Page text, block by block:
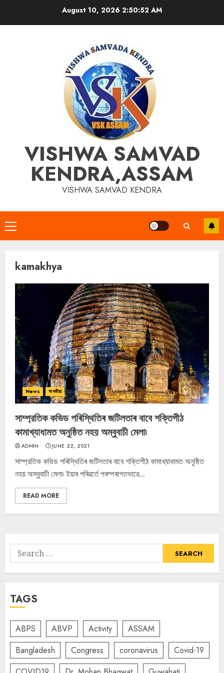
August 10, 2026 2:50:52 AM
VISHWA SAMVAD
KENDRA,ASSAM
VISHWA SAMVAD KENDRA
Primary
Menu
kamakhya
News অসমীয়া
সাম্প্রতিক কভিড পৰিস্থিতিৰ জটিলতাৰ বাবে শক্তিপীঠ
কামাখ্যাধামত অনুষ্ঠিত নহয় অম্বুবাচী মেলা৷
ADMIN JUNE 22, 2021
সাম্প্রতিক কভিড পৰিস্থিতিৰ জটিলতাৰ বাবে শক্তিপীঠ কামাখ্যাধামত অনুষ্ঠিত
নহয় অম্বুবাচী মেলা৷ ইয়াৰ পৰিৱৰ্তে পৰম্পৰাগতভাৱে...
READ MORE
Search
for:
TAGS
ABPS ABVP Activity
ASSAM
Bangladesh
Congress coronavirus
Covid-19